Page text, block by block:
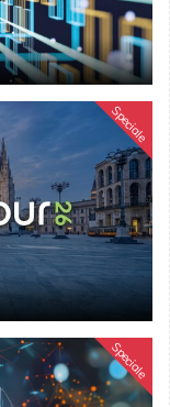
Speciale
Speciale